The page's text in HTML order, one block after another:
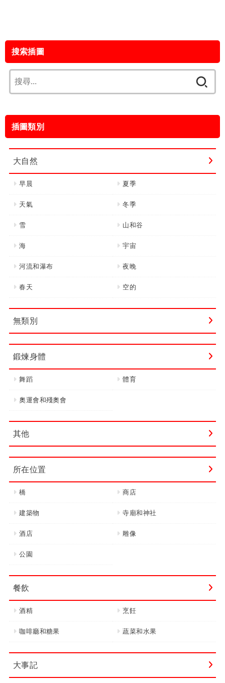
搜索插圖
尋
字:
插圖類別
大自然
早晨 夏季
天氣 冬季
雪 山和谷
海 宇宙
河流和瀑布 夜晚
春天 空的
無類別
鍛煉身體
舞蹈 體育
奧運會和殘奧會
其他
所在位置
橋 商店
建築物 寺廟和神社
酒店 雕像
公園
餐飲
酒精 烹飪
咖啡廳和糖果 蔬菜和水果
大事記